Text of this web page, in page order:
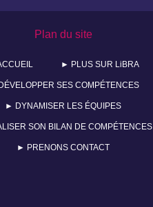
Plan du site
► PLUS SUR LiBRA
SES COMPÉTENCES
► DYNAMISER LES ÉQUIPES
SON BILAN DE COMPÉTENCES
► PRENONS CONTACT